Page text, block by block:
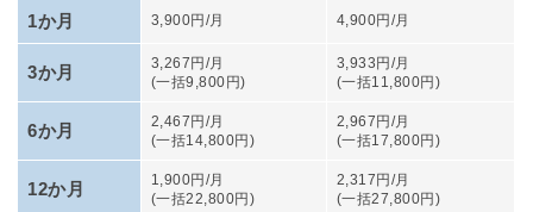
マッチングアプリの料金比較表を更新しました
2025年8月27日
アプリの料金比較表を詳細にしました
2025年8月18日
ペアーズとwithの月額料金を最新の金額に更新しました。
1か月 3,900円/月 4,900円/月
3か月
3,267円/月
(一括9,800円)
3,933円/月
(一括11,800円)
6か月
2,467円/月
(一括14,800円)
2,967円/月
(一括17,800円)
12か月
1,900円/月
(一括22,800円)
2,317円/月
(一括27,800円)